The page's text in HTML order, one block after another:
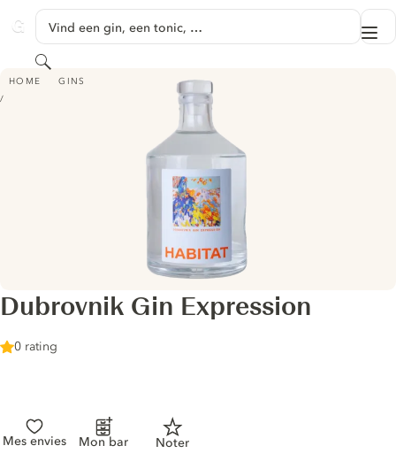
GINVENTORY
Vind een gin, een tonic, …
Zoeken
HOME GINS
DUBROVNIK GIN EXPRESSION
Dubrovnik Gin Expression
0 rating
Mes envies Mon bar Noter